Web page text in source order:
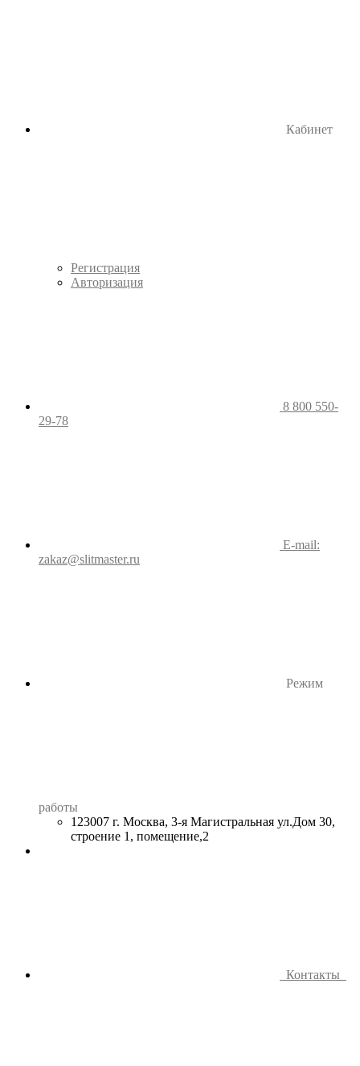
Кабинет
Регистрация
Авторизация
8 800 550-
29-78
E-mail:
zakaz@slitmaster.ru
Режим
работы
123007 г. Москва, 3-я Магистральная ул.Дом 30,
строение 1, помещение,2
Контакты